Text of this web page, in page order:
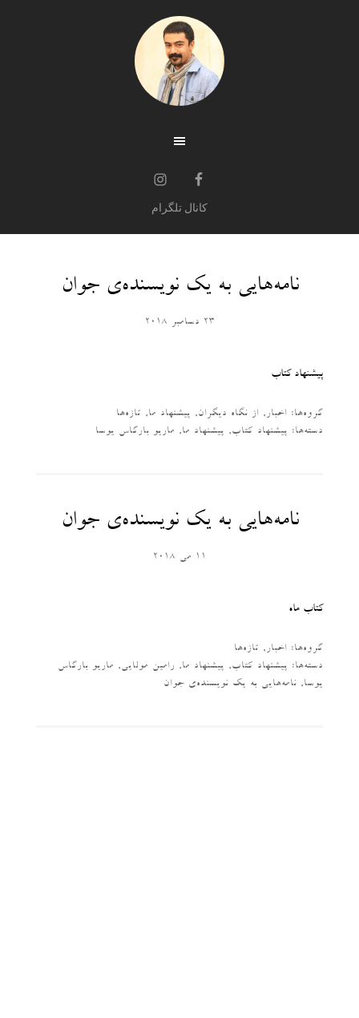
کانال تلگرام
نامه‌هایی به یک نویسنده‌ی جوان
23 دسامبر 2018
پیشنهاد کتاب
گروه‌ها: اخبار, از نگاه دیگران, پیشنهاد ما, تازه‌ها
دسته‌‌ها: پیشنهاد کتاب, پیشنهاد ما, ماریو بارگاس یوسا
نامه‌هایی به یک نویسنده‌ی جوان
11 می 2018
کتاب ماه
گروه‌ها: اخبار, تازه‌ها
دسته‌‌ها: پیشنهاد کتاب, پیشنهاد ما, رامین مولایی, ماریو بارگاس
یوسا, نامه‌هایی به یک نویسنده‌ی جوان